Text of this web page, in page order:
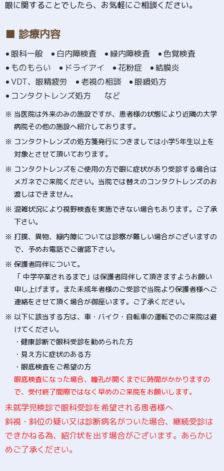
眼に関することでしたら、お気軽にご相談ください。
■ 診療内容
眼科一般 白内障検査 緑内障検査
色覚検査
ものもらい
ドライアイ 花粉症
結膜炎
VDT、眼精疲労
老視の相談
眼鏡処方
コンタクトレンズ処方
など
※ 当医院は外来のみの施設ですが、患者様の状態により近隣の大学
病院その他の施設へ紹介しております。
※ コンタクトレンズの処方箋発行につきましては小学5年生以上を
対象とさせて頂いております。
※ コンタクトレンズをご使用の方で眼に症状があり受診する場合は
メガネでご来院ください。当院では替えのコンタクトレンズのお
渡しはできません。
※ 混雑状況により視野検査を実施できない場合もあります。ご了承
下さい。
※ 打撲、異物、緑内障については診察が難しい場合がございますの
で、予めお電話でご確認下さい。
※ 保護者同伴について。
「 中学卒業されるまで」は保護者同伴して頂きますようお願い
申し上げます。また未成年者様のご受診で当院より保護者様へご
連絡をさせて頂く場合が御座います。ご了承ください。
※ 以下に該当する方は、車・バイク・自転車の運転でのご来院は避
けてください。
・健康診断で眼科受診を勧められた方
・見え方に症状のある方
・眼底検査をご希望の方
眼底検査になった場合、瞳孔が開くまでに時間がかかりますの
で、受付終了間際ではなく早めのご来院をお願いします。
未就学児検診で眼科受診を希望される患者様へ
斜視・斜位の疑い又は診断病名がついた場合、継続受診は
できかねる為、紹介状を出す場合がございます。あらかじ
めご了承ください。